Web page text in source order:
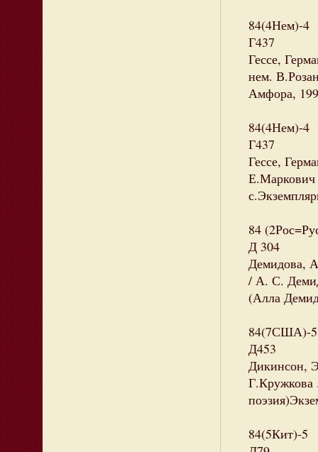
84(4Нем)-4
Г437
Гессе,
нем.
Амфора,
84(4Нем)-4
Г437
Гессе,
84
Д 304
Демидова,
/ А. С.
(Алла
84(7США)-5
Д453
Дикинсон,
Г.Кружкова
84(5Кит)-5